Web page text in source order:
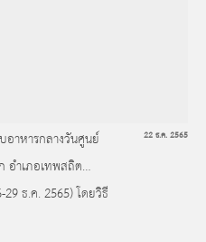
าหารกลางวันศูนย์
อำเภอเทพสถิต
ธ.ค. 2565) โดยวิธี
22 ธ.ค. 2565